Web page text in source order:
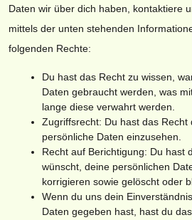
Daten wir über dich haben, kontaktiere
mittels der unten stehenden
folgenden Rechte:
Du hast das Recht zu wissen,
Daten gebraucht werden, was
lange diese verwahrt werden.
Zugriffsrecht: Du hast das Recht
persönliche Daten einzusehen.
Recht auf Berichtigung: Du hast
wünscht, deine persönlichen
korrigieren sowie gelöscht oder
Wenn du uns dein
Daten gegeben hast, hast du